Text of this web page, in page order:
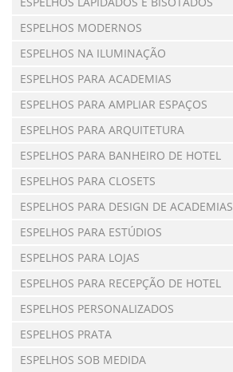
ESPELHOS MODERNOS
ESPELHOS NA ILUMINAÇÃO
ESPELHOS PARA ACADEMIAS
ESPELHOS PARA AMPLIAR ESPAÇOS
ESPELHOS PARA ARQUITETURA
ESPELHOS PARA BANHEIRO DE HOTEL
ESPELHOS PARA CLOSETS
ESPELHOS PARA DESIGN DE ACADEMIAS
ESPELHOS PARA ESTÚDIOS
ESPELHOS PARA LOJAS
ESPELHOS PARA RECEPÇÃO DE HOTEL
ESPELHOS PERSONALIZADOS
ESPELHOS PRATA
ESPELHOS SOB MEDIDA